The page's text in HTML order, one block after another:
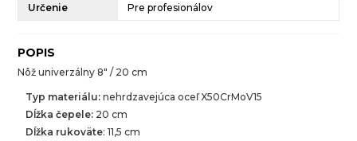
Určenie Pre profesionálov
POPIS
Nôž univerzálny 8" / 20 cm
Typ materiálu:nehrdzavejúca oceľ X50CrMoV15
Dĺžka čepele: 20 cm
Dĺžka rukoväte: 11,5 cm